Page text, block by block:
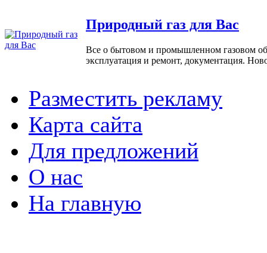
Природный газ для Вас
Все о бытовом и промышленном газовом
эксплуатация и ремонт, документация.
Разместить рекламу
Карта сайта
Для предложений
О нас
На главную